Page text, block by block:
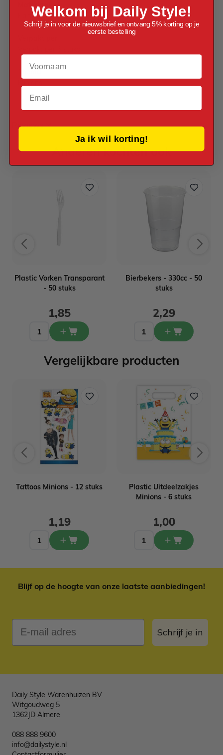
Materiaal
Karton
Thema
Reviews
Anderen kochten ook
Plastic Vorken Transparant
- 50 stuks
1,85
Bierbekers - 330cc - 50
stuks
2,29
Vergelijkbare producten
Tattoos Minions - 12 stuks
1,19
Plastic Uitdeelzakjes
Minions - 6 stuks
1,00
Blijf op de hoogte van onze laatste aanbiedingen!
E-mail adres
Schrijf je in
Daily Style Warenhuizen BV
Witgoudweg 5
1362JD Almere
088 888 9600
info@dailystyle.nl
Welkom bij Daily Style!
Schrijf je in voor de nieuwsbrief en ontvang 5% korting op je
eerste bestelling
Voornaam
Email
Ja ik wil korting!